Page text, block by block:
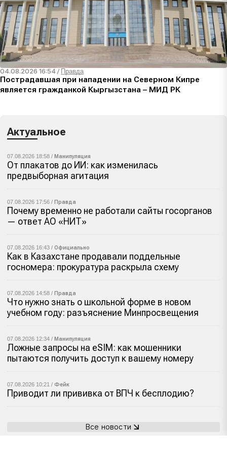
04.08.2026 16:54 / Правда
Пострадавшая при нападении на Северном Кипре
является гражданкой Кыргызстана – МИД РК
Актуальное
07.08.2026 18:58 / Манипуляция
От плакатов до ИИ: как изменилась
предвыборная агитация
07.08.2026 17:56 / Правда
Почему временно не работали сайты госорганов
— ответ АО «НИТ»
07.08.2026 16:43 / Официально
Как в Казахстане продавали поддельные
госномера: прокуратура раскрыла схему
07.08.2026 14:58 / Правда
Что нужно знать о школьной форме в новом
учебном году: разъяснение Минпросвещения
07.08.2026 12:34 / Манипуляция
Ложные запросы на eSIM: как мошенники
пытаются получить доступ к вашему номеру
07.08.2026 10:21 / Фейк
Приводит ли прививка от ВПЧ к бесплодию?
Все новости